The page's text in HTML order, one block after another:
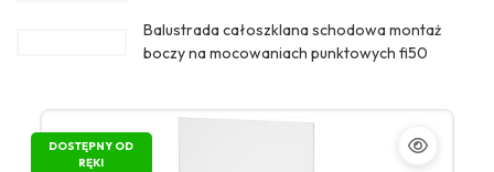
Balustrada całoszklana schodowa montaż
boczy na mocowaniach punktowych fi50
DOSTĘPNY OD
RĘKI